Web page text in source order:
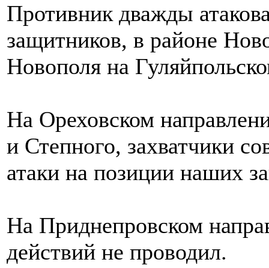
Противник дважды
защитников, в районе
Новополя на
На Ореховском
и Степного, захватчики
атаки на позиции наших
На Приднепровском
действий не проводил.